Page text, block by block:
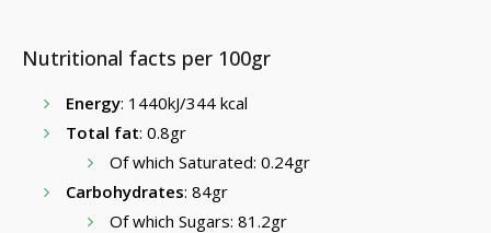
Nutritional facts per 100gr
Energy: 1440kJ/344 kcal
Total fat: 0.8gr
Of which Saturated: 0.24gr
Carbohydrates: 84gr
Of which Sugars: 81.2gr